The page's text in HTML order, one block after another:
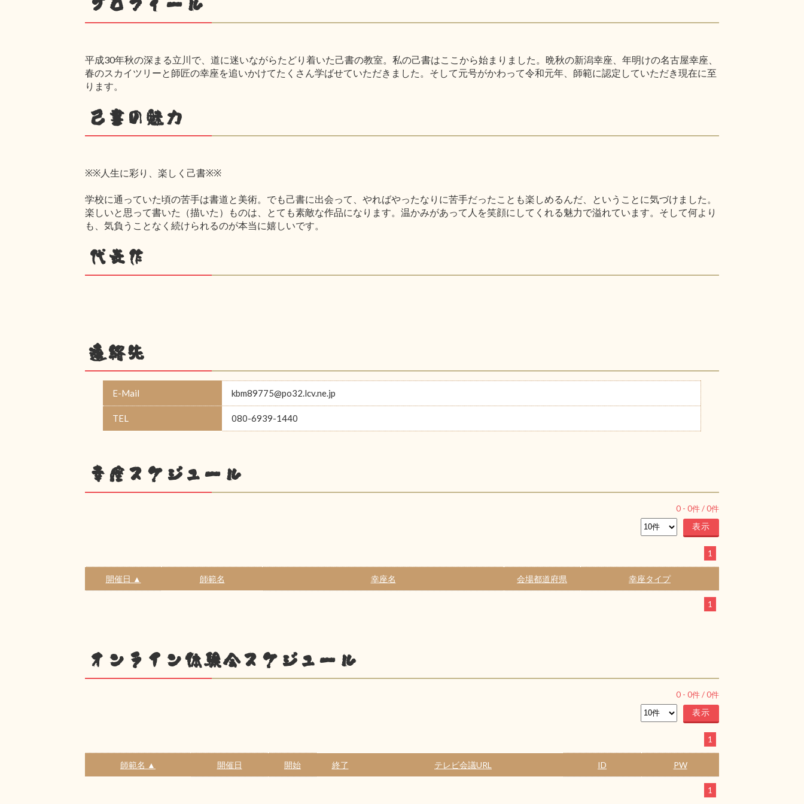
プロフィール
平成30年秋の深まる立川で、道に迷いながらたどり着いた己書の教室。私の己書はここから始まりました。晩秋の新潟幸座、年明けの名古屋幸座、
春のスカイツリーと師匠の幸座を追いかけてたくさん学ばせていただきました。そして元号がかわって令和元年、師範に認定していただき現在に至
ります。
己書の魅力
※※人生に彩り、楽しく己書※※
学校に通っていた頃の苦手は書道と美術。でも己書に出会って、やればやったなりに苦手だったことも楽しめるんだ、ということに気づけました。
楽しいと思って書いた（描いた）ものは、とても素敵な作品になります。温かみがあって人を笑顔にしてくれる魅力で溢れています。そして何より
も、気負うことなく続けられるのが本当に嬉しいです。
代表作
連絡先
E-Mail kbm89775@po32.lcv.ne.jp
TEL 080-6939-1440
幸座スケジュール
0 - 0件 /0件
1
開催日 ▲ 師範名 幸座名 会場都道府県 幸座タイプ
1
オンライン体験会スケジュール
0 - 0件 /0件
1
師範名 ▲ 開催日 開始 終了 テレビ会議URL ID PW
1